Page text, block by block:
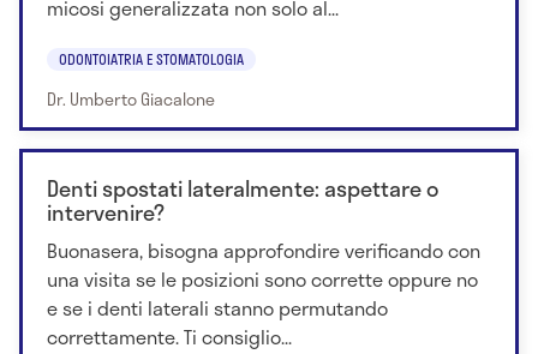
micosi generalizzata non solo al...
ODONTOIATRIA E STOMATOLOGIA
Dr. Umberto Giacalone
Denti spostati lateralmente: aspettare o
intervenire?
Buonasera, bisogna approfondire verificando con
una visita se le posizioni sono corrette oppure no
e se i denti laterali stanno permutando
correttamente. Ti consiglio...